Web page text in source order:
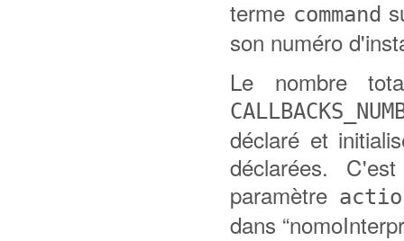
terme command
son numéro
Le nombre
déclaré et
déclarées.
paramètre
dans